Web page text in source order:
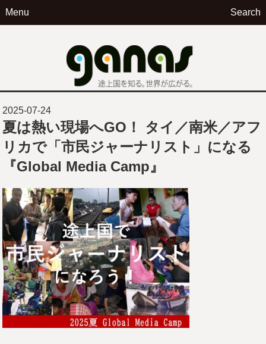
Menu Search
2025-07-24
夏は熱い現場へGO！ タイ／南米／アフ
リカで「市民ジャーナリスト」になる
『Global Media Camp』